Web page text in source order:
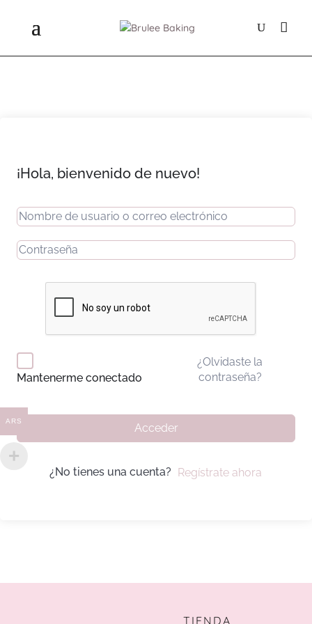
¡Hola, bienvenido de nuevo!
Mantenerme conectado
¿Olvidaste la
contraseña?
Acceder
¿No tienes una cuenta? Regístrate ahora
TIENDA
ARS